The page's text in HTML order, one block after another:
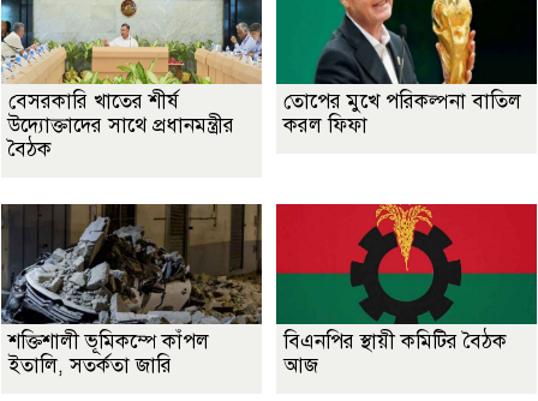
বেসরকারি খাতের শীর্ষ
উদ্যোক্তাদের সাথে প্রধানমন্ত্রীর
বৈঠক
তোপের মুখে পরিকল্পনা বাতিল
করল ফিফা
শক্তিশালী ভূমিকম্পে কাঁপল
ইতালি, সতর্কতা জারি
বিএনপির স্থায়ী কমিটির বৈঠক
আজ